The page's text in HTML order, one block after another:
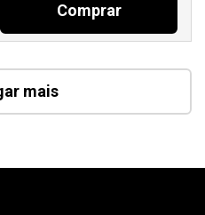
Comprar
mais